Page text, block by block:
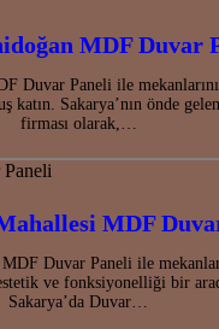
MDF Duvar
Duvar Paneli ile
katın. Sakarya’nın önde
firması olarak,…
MDF
Duvar Paneli ile
ve fonksiyonelliği bir
Sakarya’da Duvar…